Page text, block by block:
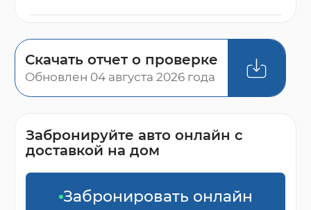
Скачать отчет о проверке
Обновлен 04 августа 2026 года
Забронируйте авто онлайн с
доставкой на дом
Забронировать онлайн